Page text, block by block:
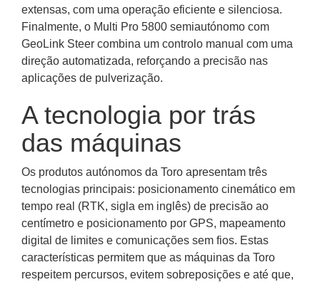
extensas, com uma operação eficiente e silenciosa.
Finalmente, o Multi Pro 5800 semiautónomo com
GeoLink Steer combina um controlo manual com uma
direção automatizada, reforçando a precisão nas
aplicações de pulverização.
A tecnologia por trás
das máquinas
Os produtos autónomos da Toro apresentam três
tecnologias principais: posicionamento cinemático em
tempo real (RTK, sigla em inglês) de precisão ao
centímetro e posicionamento por GPS, mapeamento
digital de limites e comunicações sem fios. Estas
características permitem que as máquinas da Toro
respeitem percursos, evitem sobreposições e até que,